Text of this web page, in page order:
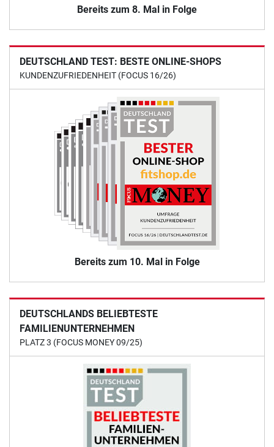
Bereits zum 8. Mal in Folge
DEUTSCHLAND TEST: BESTE ONLINE-SHOPS
KUNDENZUFRIEDENHEIT (FOCUS 16/26)
Bereits zum 10. Mal in Folge
DEUTSCHLANDS BELIEBTESTE
FAMILIENUNTERNEHMEN
PLATZ 3 (FOCUS MONEY 09/25)